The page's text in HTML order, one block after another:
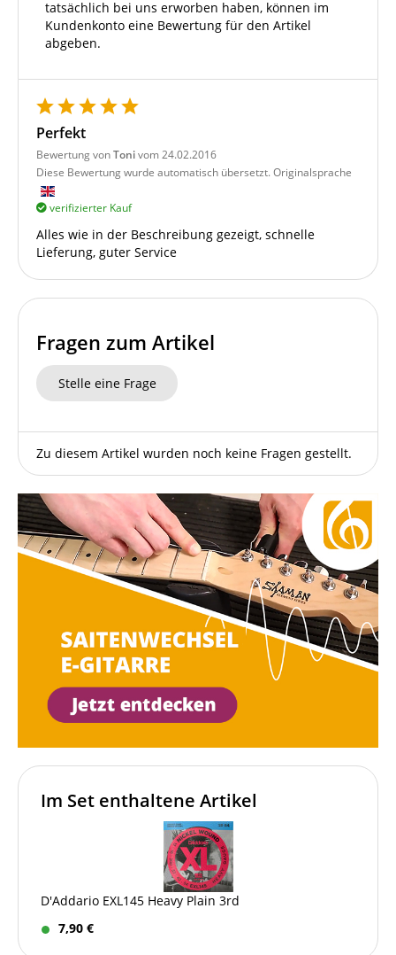
tatsächlich bei uns erworben haben, können im
Kundenkonto eine Bewertung für den Artikel
abgeben.
Perfekt
Bewertung vonTonivom 24.02.2016
Diese Bewertung wurde automatisch übersetzt. Originalsprache
verifizierter Kauf
Alles wie in der Beschreibung gezeigt, schnelle
Lieferung, guter Service
Fragen zum Artikel
Stelle eine Frage
Zu diesem Artikel wurden noch keine Fragen gestellt.
Im Set enthaltene Artikel
D'Addario EXL145 Heavy Plain 3rd
7,90 €